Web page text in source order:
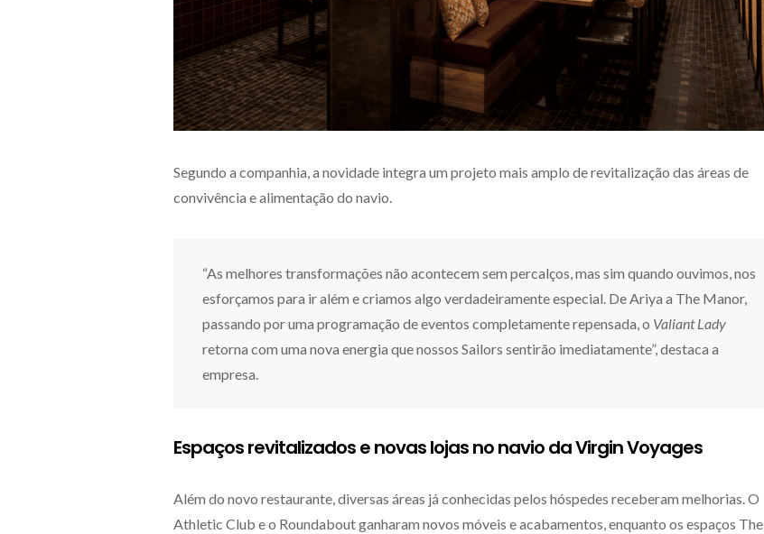
Segundo a companhia, a novidade integra um projeto mais amplo de revitalização das áreas de
convivência e alimentação do navio.
“As melhores transformações não acontecem sem percalços, mas sim quando ouvimos, nos
esforçamos para ir além e criamos algo verdadeiramente especial. De Ariya a The Manor,
passando por uma programação de eventos completamente repensada, o Valiant Lady
retorna com uma nova energia que nossos Sailors sentirão imediatamente”, destaca a
empresa.
Espaços revitalizados e novas lojas no navio da Virgin Voyages
Além do novo restaurante, diversas áreas já conhecidas pelos hóspedes receberam melhorias. O
Athletic Club e o Roundabout ganharam novos móveis e acabamentos, enquanto os espaços The